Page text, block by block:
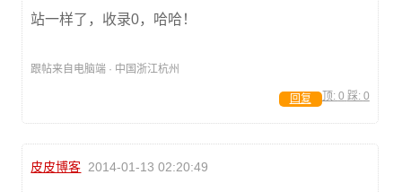
站一样了，收录0，哈哈！
跟帖来自电脑端 · 中国浙江杭州
顶: 0 踩: 0
回复
皮皮博客 2014-01-13 02:20:49